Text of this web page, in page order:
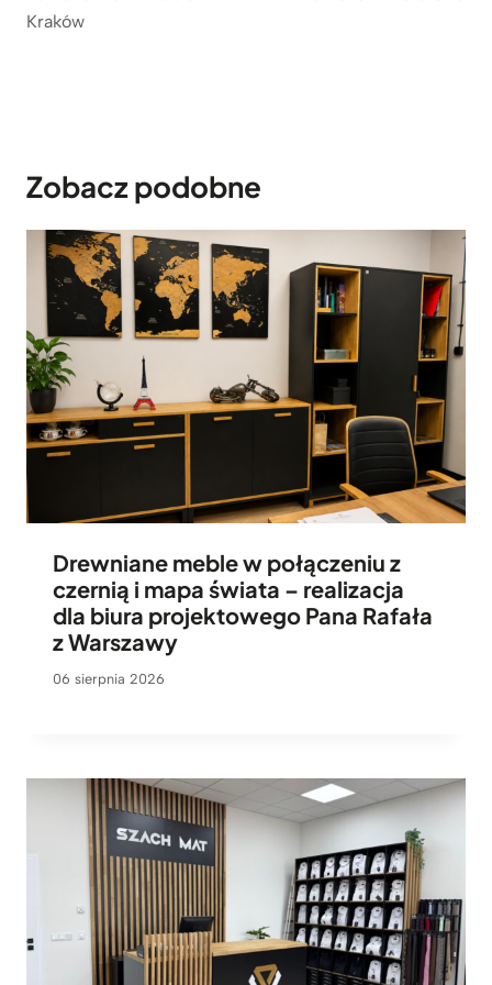
Kraków
Zobacz podobne
Drewniane meble w połączeniu z
czernią i mapa świata – realizacja
dla biura projektowego Pana Rafała
z Warszawy
06 sierpnia 2026